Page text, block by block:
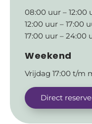
08:00 uur – 12:00
12:00 uur – 17:00
17:00 uur – 24:00
Weekend
Vrijdag 17:00 t/m
Direct